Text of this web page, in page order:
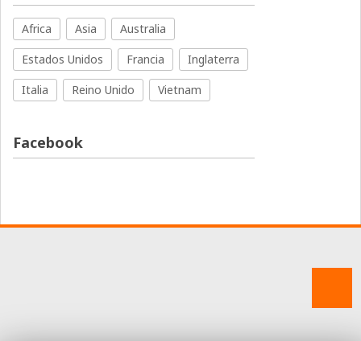
Africa Asia
Australia
Estados Unidos
Francia
Inglaterra
Italia
Reino Unido Vietnam
Facebook